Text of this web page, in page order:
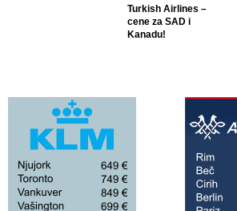
Turkish Airlines –
cene za SAD i
Kanadu!